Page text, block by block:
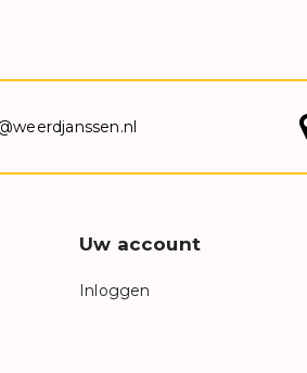
Uw account
Inloggen